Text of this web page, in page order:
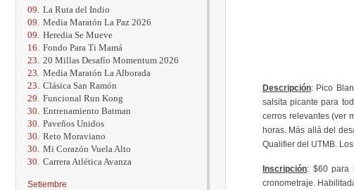
09. La Ruta del Indio
09. Media Maratón La Paz 2026
09. Heredia Se Mueve
16. Fondo Para Ti Mamá
23. 20 Millas Desafío Momentum 2026
23. Media Maratón La Alborada
23. Clásica San Ramón
29. Funcional Run Kong
30. Entrenamiento Batman
30. Paveños Unidos
30. Reto Moraviano
30. Mi Corazón Vuela Alto
30. Carrera Atlética Avanza
Setiembre
Descripción: Pico
salsita picante para
cerros relevantes (ver
horas. Más allá del
Qualifier del UTMB.
Inscripción: $60 para
cronometraje.